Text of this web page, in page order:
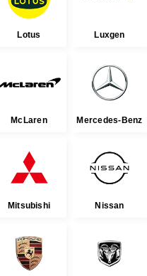
Lotus Luxgen
McLaren Mercedes-Benz
Mitsubishi Nissan